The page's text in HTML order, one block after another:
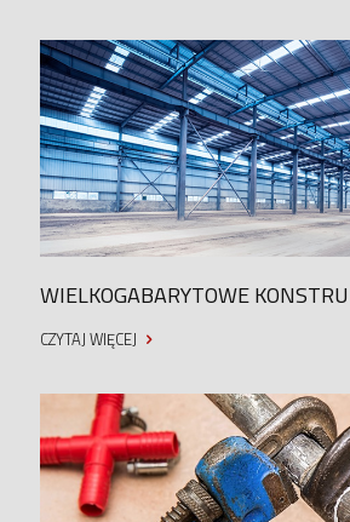
WIELKOGABARYTOWE
CZYTAJ WIĘCEJ